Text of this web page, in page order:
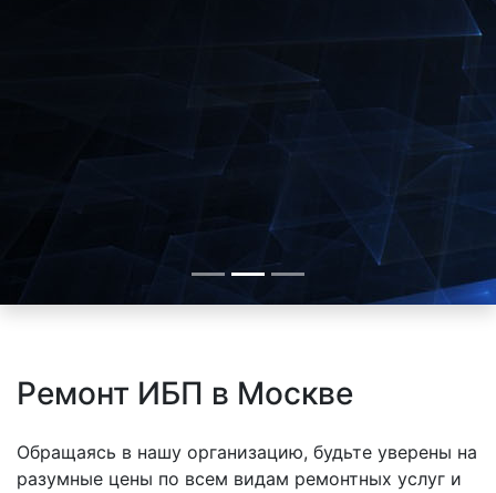
Ремонт ИБП в Москве
Обращаясь в нашу организацию, будьте уверены на
разумные цены по всем видам ремонтных услуг и